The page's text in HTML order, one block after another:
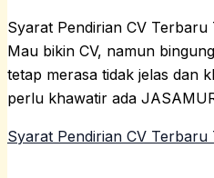
Syarat Pendirian CV
Mau bikin CV, namun
tetap merasa tidak jelas dan
perlu khawatir ada
Syarat Pendirian CV Terbaru